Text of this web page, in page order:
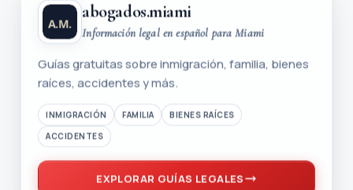
abogados.miami
Información legal en español para Miami
Guías gratuitas sobre inmigración, familia, bienes
raíces, accidentes y más.
INMIGRACIÓN FAMILIA
BIENES RAÍCES
ACCIDENTES
EXPLORAR GUÍAS LEGALES